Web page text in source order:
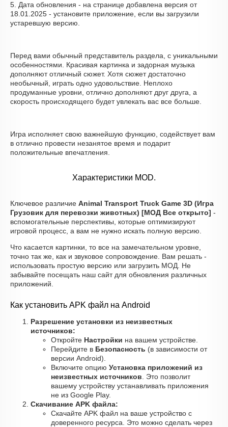
5. Дата обновления - на странице добавлена версия от
18.01.2025 - установите приложение, если вы загрузили
устаревшую версию.
Перед вами обычный представитель раздела, с уникальными
особенностями. Красивая картинка и задорная музыка
дополняют отличный сюжет. Хотя сюжет достаточно
необычный, играть одно удовольствие. Неплохо
продуманные уровни, отлично дополняют друг друга, а
скорость происходящего будет увлекать вас все больше.
Игра исполняет свою важнейшую функцию, содействует вам
в отлично провести незанятое время и подарит
положительные впечатления.
Характеристики MOD.
Ключевое различие Animal Transport Truck Game 3D (Игра
Грузовик для перевозки животных) [МОД Все открыто] -
вспомогательные перспективы, которые оптимизируют
игровой процесс, а вам не нужно искать полную версию.
Что касается картинки, то все на замечательном уровне,
точно так же, как и звуковое сопровождение. Вам решать -
использовать простую версию или загрузить МОД. Не
забывайте посещать наш сайт для обновления различных
приложений.
Как установить APK файл на Android
Разрешение установки из неизвестных
источников:
Откройте Настройки на вашем устройстве.
Перейдите в Безопасность (в зависимости от
версии Android).
Включите опцию Установка приложений из
неизвестных источников . Это позволит
вашему устройству устанавливать приложения
не из Google Play.
Скачивание APK файла:
Скачайте APK файл на ваше устройство с
доверенного ресурса. Это можно сделать через